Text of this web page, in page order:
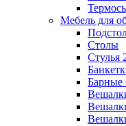
Мебель для
Столы
Стулья
Барные